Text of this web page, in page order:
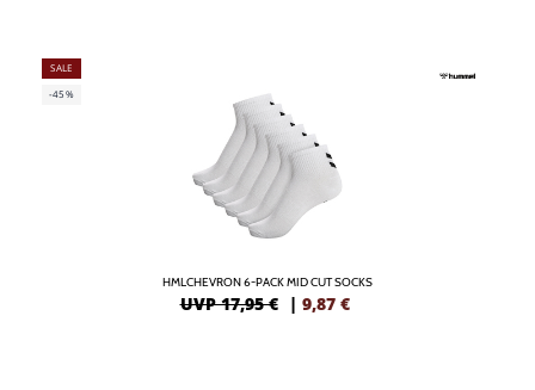
SALE
-45%
HMLCHEVRON 6-PACK MID CUT SOCKS
UVP 17,95 € | 9,87 €